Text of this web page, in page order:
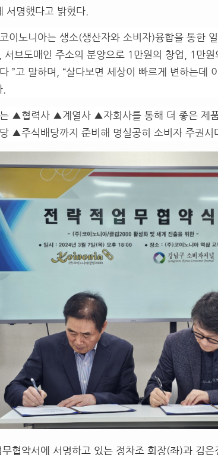
서명했다고 밝혔다.
이노니아는 생소(생산자와 소비자)융합을 통한
서브도매인 주소의 분양으로 1만원의 창업, 1만
”고 말하며, “살다보면 세상이 빠르게 변하는데
▲협력사 ▲계열사 ▲자회사를 통해 더 좋은 제
▲주식배당까지 준비해 명실공히 소비자 주권시
협약서에 서명하고 있는 정차조 회장(좌)과 김